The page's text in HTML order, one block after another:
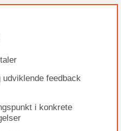
feedback
i konkrete